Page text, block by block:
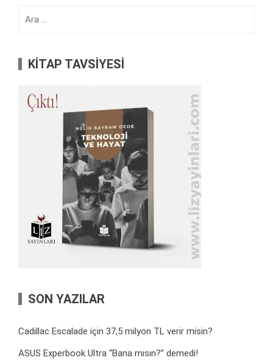
KİTAP TAVSİYESİ
SON YAZILAR
Cadillac Escalade için 37,5 milyon TL verir misin?
ASUS Experbook Ultra “Bana mısın?” demedi!